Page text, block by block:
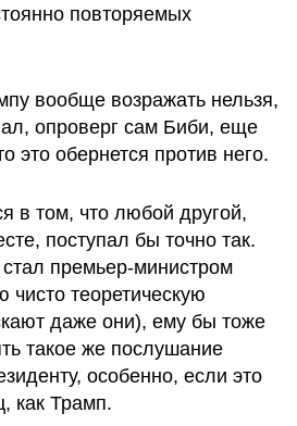
повторяемых
вообще возражать нельзя,
опроверг сам Биби, еще
это обернется против него.
в том, что любой другой,
поступал бы точно так.
премьер-министром
чисто теоретическую
даже они), ему бы тоже
такое же послушание
особенно, если это
как Трамп.